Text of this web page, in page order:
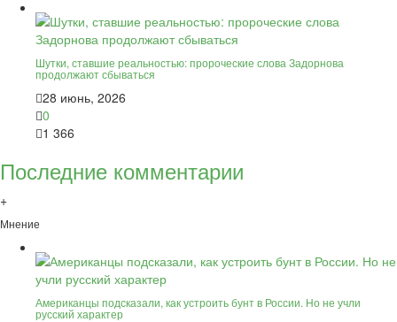
Шутки, ставшие реальностью: пророческие слова Задорнова
продолжают сбываться
28 июнь, 2026
0
1 366
Последние комментарии
+
Мнение
Американцы подсказали, как устроить бунт в России. Но не учли
русский характер